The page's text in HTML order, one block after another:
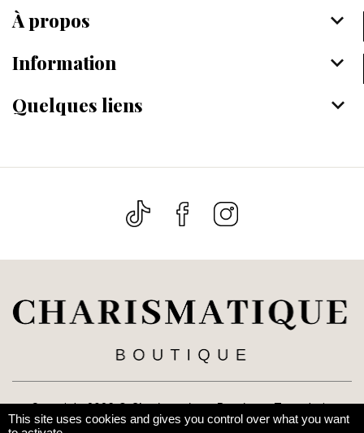
À propos keyboard_arrow_down
Information keyboard_arrow_down
Quelques liens keyboard_arrow_down
Copyright 2026 ©Charismatique Boutique. Tous droits
réservés. Réalisé parLe Web Nomad
This site uses cookies and gives you control over what you want